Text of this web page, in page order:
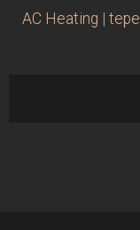
AC Heating |